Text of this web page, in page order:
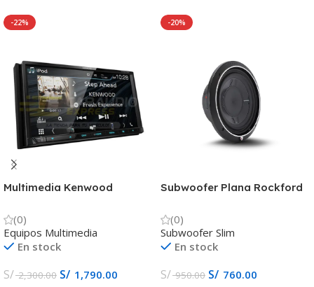
-22%
Multimedia Kenwood
DVD de 7.0″ con Bluetooth
(0)
Equipos Multimedia
En stock
S/2,300.00 S/ 1,790.00
-20%
Subwoofer Plana Rockford
(0)
Subwoofer Slim
En stock
S/950.00 S/ 760.00